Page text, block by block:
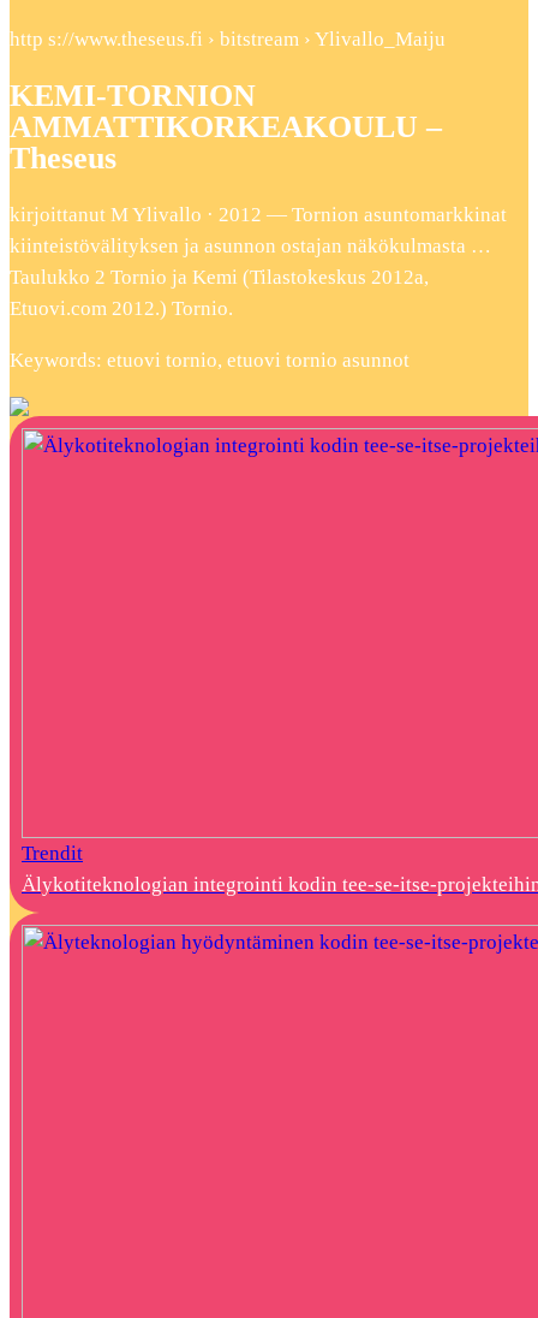
http s://www.theseus.fi › bitstream › Ylivallo_Maiju
KEMI-TORNION
AMMATTIKORKEAKOULU –
Theseus
kirjoittanut M Ylivallo · 2012 — Tornion asuntomarkkinat
kiinteistövälityksen ja asunnon ostajan näkökulmasta …
Taulukko 2 Tornio ja Kemi (Tilastokeskus 2012a,
Etuovi.com 2012.) Tornio.
Keywords: etuovi tornio, etuovi tornio asunnot
Trendit
Älykotiteknologian integrointi kodin tee-se-itse-